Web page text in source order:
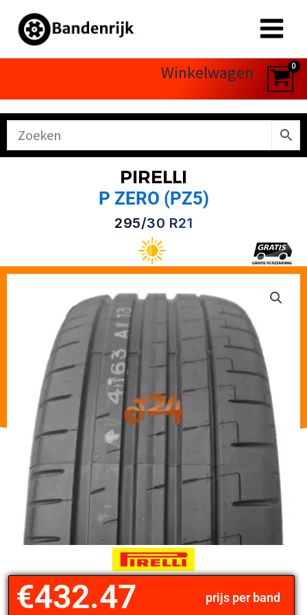
naar
Winkelwagen
PIRELLI
P ZERO (PZ5)
295/30 R21
prijs per band
€432.47